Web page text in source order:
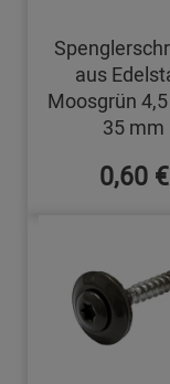
aus
Moosgrün
35 mm
0,60 €